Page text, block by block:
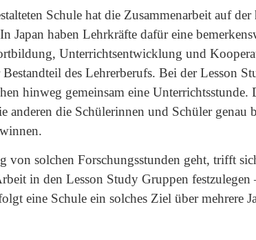
Schule hat die Zusammenarbeit auf
Japan haben Lehrkräfte dafür eine
Unterrichtsentwicklung und
des Lehrerberufs. Bei der Lesson
hinweg gemeinsam eine
anderen die Schülerinnen und Schüler genau
von solchen Forschungsstunden geht, trifft
in den Lesson Study Gruppen
eine Schule ein solches Ziel über mehrere